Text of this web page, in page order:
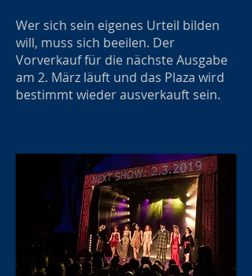
Wer sich sein eigenes Urteil bilden
will, muss sich beeilen. Der
Vorverkauf für die nächste Ausgabe
am 2. März läuft und das Plaza wird
bestimmt wieder ausverkauft sein.